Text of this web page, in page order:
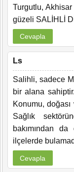
Turgutlu,
güzeli SALİHLİ
Cevapla
Ls
Salihli, sadece
bir alana
Konumu,
Sağlık
bakımından
ilçelerde
Cevapla